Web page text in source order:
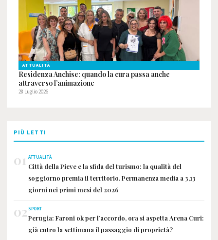
ATTUALITÀ
Residenza Anchise: quando la cura passa anche
attraverso l’animazione
28 Luglio 2026
PIÙ LETTI
01 ATTUALITÀ
Città della Pieve e la sfida del turismo: la qualità del
soggiorno premia il territorio. Permanenza media a 3,13
giorni nei primi mesi del 2026
02SPORT
Perugia: Faroni ok per l’accordo, ora si aspetta Arena Curi:
già entro la settimana il passaggio di proprietà?